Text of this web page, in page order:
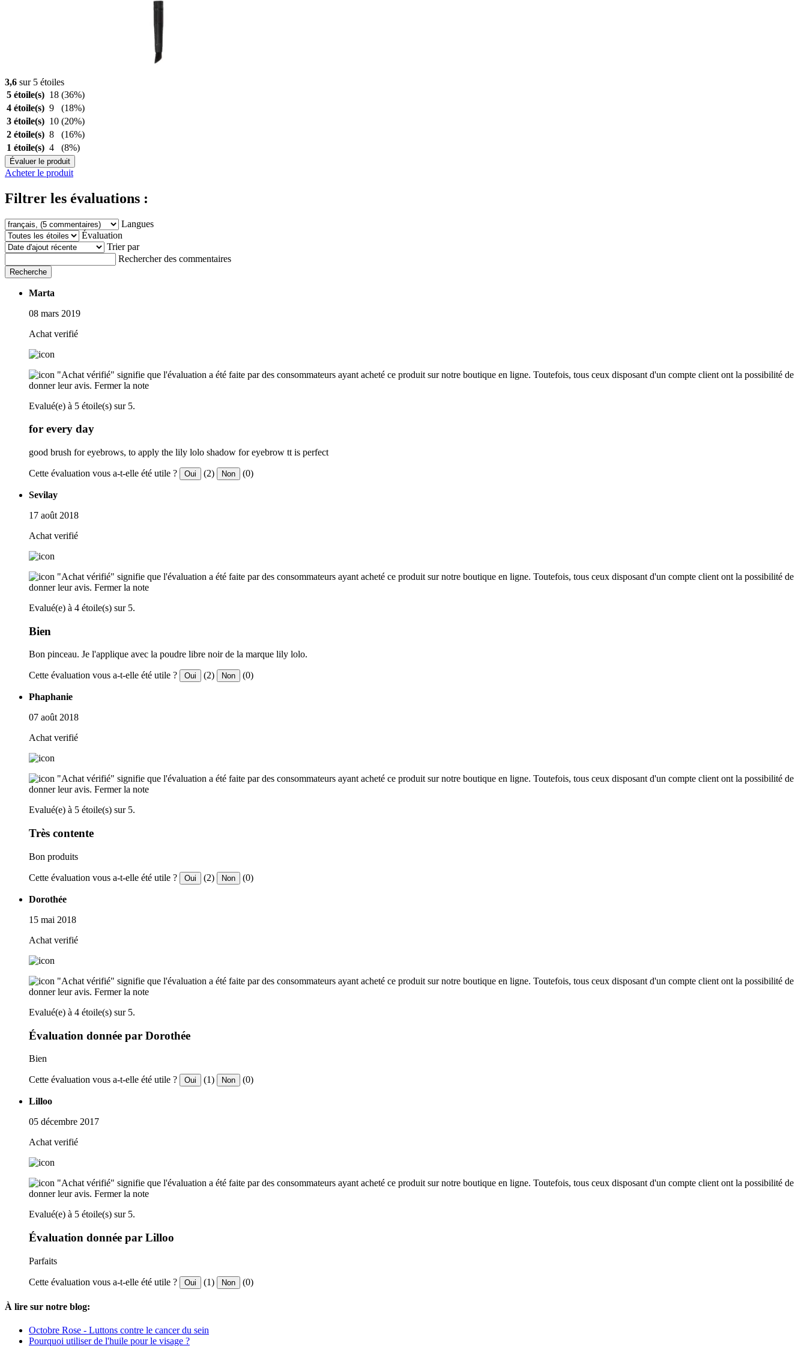
3,6 sur 5 étoiles
5 étoile(s) 18 (36%)
4 étoile(s) 9
(18%)
3 étoile(s) 10 (20%)
2 étoile(s) 8
(16%)
1 étoile(s) 4 (8%)
Évaluer le produit
Acheter le produit
Filtrer les évaluations :
Langues
Évaluation
Trier par
Rechercher des commentaires
Recherche
Marta
08 mars 2019
Achat verifié
"Achat vérifié" signifie que l'évaluation a été faite par des consommateurs ayant acheté ce produit sur notre boutique en ligne. Toutefois, tous ceux disposant d'un compte client ont la possibilité de
donner leur avis. Fermer la note
Evalué(e) à 5 étoile(s) sur 5.
for every day
good brush for eyebrows, to apply the lily lolo shadow for eyebrow tt is perfect
Cette évaluation vous a-t-elle été utile ? Oui (2) Non (0)
Sevilay
17 août 2018
Achat verifié
"Achat vérifié" signifie que l'évaluation a été faite par des consommateurs ayant acheté ce produit sur notre boutique en ligne. Toutefois, tous ceux disposant d'un compte client ont la possibilité de
donner leur avis. Fermer la note
Evalué(e) à 4 étoile(s) sur 5.
Bien
Bon pinceau. Je l'applique avec la poudre libre noir de la marque lily lolo.
Cette évaluation vous a-t-elle été utile ? Oui (2) Non (0)
Phaphanie
07 août 2018
Achat verifié
"Achat vérifié" signifie que l'évaluation a été faite par des consommateurs ayant acheté ce produit sur notre boutique en ligne. Toutefois, tous ceux disposant d'un compte client ont la possibilité de
donner leur avis. Fermer la note
Evalué(e) à 5 étoile(s) sur 5.
Très contente
Bon produits
Cette évaluation vous a-t-elle été utile ? Oui (2) Non (0)
Dorothée
15 mai 2018
Achat verifié
"Achat vérifié" signifie que l'évaluation a été faite par des consommateurs ayant acheté ce produit sur notre boutique en ligne. Toutefois, tous ceux disposant d'un compte client ont la possibilité de
donner leur avis. Fermer la note
Evalué(e) à 4 étoile(s) sur 5.
Évaluation donnée par Dorothée
Bien
Cette évaluation vous a-t-elle été utile ? Oui (1) Non (0)
Lilloo
05 décembre 2017
Achat verifié
"Achat vérifié" signifie que l'évaluation a été faite par des consommateurs ayant acheté ce produit sur notre boutique en ligne. Toutefois, tous ceux disposant d'un compte client ont la possibilité de
donner leur avis. Fermer la note
Evalué(e) à 5 étoile(s) sur 5.
Évaluation donnée par Lilloo
Parfaits
Cette évaluation vous a-t-elle été utile ? Oui (1) Non (0)
À lire sur notre blog:
Octobre Rose - Luttons contre le cancer du sein
Pourquoi utiliser de l'huile pour le visage ?